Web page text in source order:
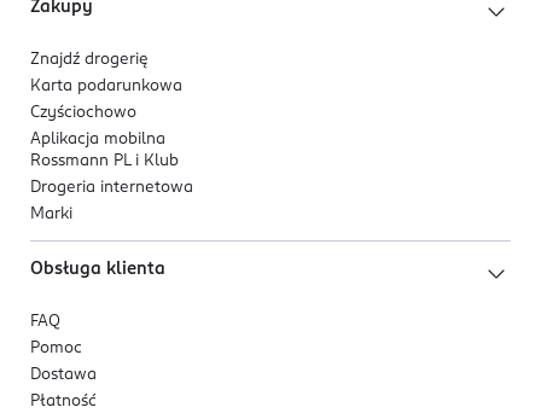
Zakupy
Znajdź drogerię
Karta podarunkowa
Czyściochowo
Aplikacja mobilna
Rossmann PL i Klub
Drogeria internetowa
Marki
Obsługa klienta
FAQ
Pomoc
Dostawa
Płatność